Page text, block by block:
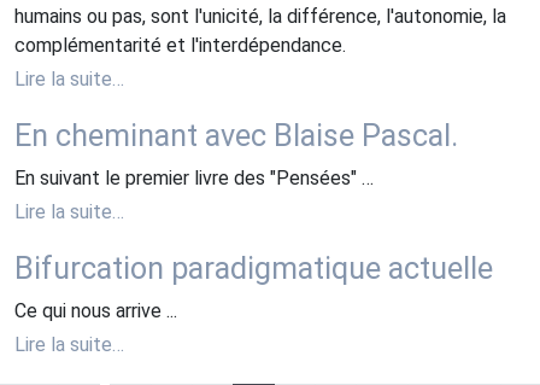
humains ou pas, sont l'unicité, la différence, l'autonomie, la
complémentarité et l'interdépendance.
Lire la suite…
En cheminant avec Blaise Pascal.
En suivant le premier livre des "Pensées" …
Lire la suite…
Bifurcation paradigmatique actuelle
Ce qui nous arrive ...
Lire la suite…